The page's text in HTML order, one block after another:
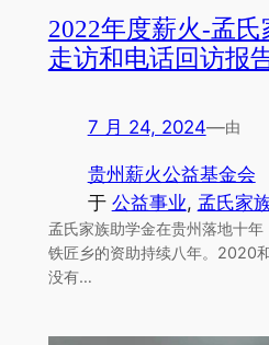
2022年度薪火-孟
走访和电话回访报
7 月 24, 2024—由
贵州薪火公益基金会
于 公益事业, 孟氏家
孟氏家族助学金在贵州落地十
铁匠乡的资助持续八年。2020
没有…